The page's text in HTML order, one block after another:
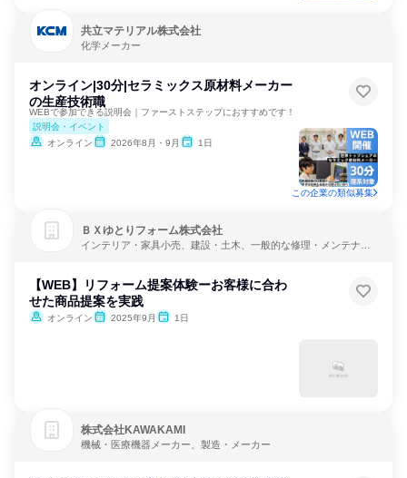
共立マテリアル株式会社
化学メーカー
オンライン|30分|セラミックス原材料メーカー
の生産技術職
WEBで参加できる説明会｜ファーストステップにおすすめです！
説明会・イベント
オンライン
2026年8月・9月 1日
この企業の類似募集
ＢＸゆとりフォーム株式会社
インテリア・家具小売、建設・土木、一般的な修理・メンテナン
【WEB】リフォーム提案体験ーお客様に合わ
せた商品提案を実践
オンライン 2025年9月 1日
株式会社KAWAKAMI
機械・医療機器メーカー、製造・メーカー